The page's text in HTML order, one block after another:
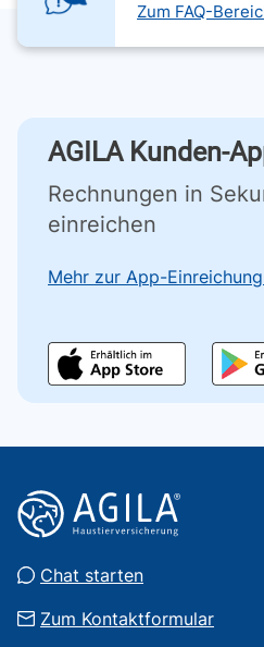
Zum FAQ-
AGILA Kunden-
Rechnungen in
einreichen
Mehr zur App-